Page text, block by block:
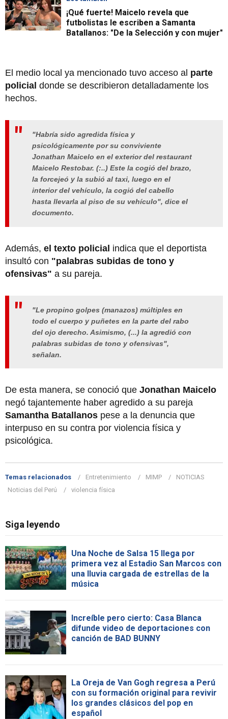
¡Qué fuerte! Maicelo revela que
futbolistas le escriben a Samanta
Batallanos: "De la Selección y con mujer"
El medio local ya mencionado tuvo acceso al parte
policial donde se describieron detalladamente los
hechos.
"Habría sido agredida física y
psicológicamente por su conviviente
Jonathan Maicelo en el exterior del restaurant
Maicelo Restobar. (:..) Este la cogió del brazo,
la forcejeó y la subió al taxi, luego en el
interior del vehículo, la cogió del cabello
hasta llevarla al piso de su vehículo", dice el
documento.
Además, el texto policial indica que el deportista
insultó con "palabras subidas de tono y
ofensivas" a su pareja.
"Le propino golpes (manazos) múltiples en
todo el cuerpo y puñetes en la parte del rabo
del ojo derecho. Asimismo, (...) la agredió con
palabras subidas de tono y ofensivas",
señalan.
De esta manera, se conoció que Jonathan Maicelo
negó tajantemente haber agredido a su pareja
Samantha Batallanos pese a la denuncia que
interpuso en su contra por violencia física y
psicológica.
Temas relacionados Entretenimiento MIMP
NOTICIAS
Noticias del Perú
violencia física
Siga leyendo
Una Noche de Salsa 15 llega por
primera vez al Estadio San Marcos con
una lluvia cargada de estrellas de la
música
Increíble pero cierto: Casa Blanca
difunde video de deportaciones con
canción de BAD BUNNY
La Oreja de Van Gogh regresa a Perú
con su formación original para revivir
los grandes clásicos del pop en
español